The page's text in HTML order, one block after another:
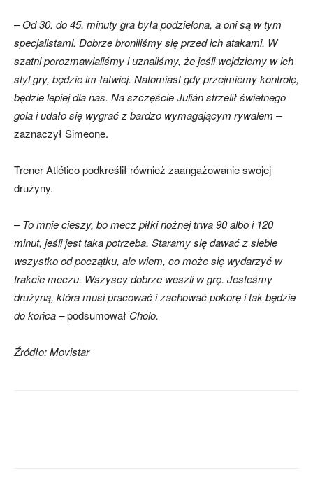
– Od 30. do 45. minuty gra była podzielona, a oni są w tym
specjalistami. Dobrze broniliśmy się przed ich atakami. W
szatni porozmawialiśmy i uznaliśmy, że jeśli wejdziemy w ich
styl gry, będzie im łatwiej. Natomiast gdy przejmiemy kontrolę,
będzie lepiej dla nas. Na szczęście Julián strzelił świetnego
gola i udało się wygrać z bardzo wymagającym rywalem –
zaznaczył Simeone.
Trener Atlético podkreślił również zaangażowanie swojej
drużyny.
– To mnie cieszy, bo mecz piłki nożnej trwa 90 albo i 120
minut, jeśli jest taka potrzeba. Staramy się dawać z siebie
wszystko od początku, ale wiem, co może się wydarzyć w
trakcie meczu. Wszyscy dobrze weszli w grę. Jesteśmy
drużyną, która musi pracować i zachować pokorę i tak będzie
do końca –podsumował Cholo.
Źródło: Movistar